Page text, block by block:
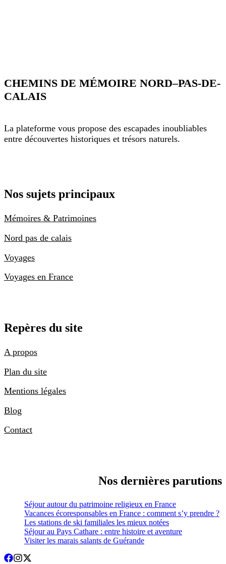
CHEMINS DE MÉMOIRE NORD–PAS-DE-
CALAIS
La plateforme vous propose des escapades inoubliables
entre découvertes historiques et trésors naturels.
Nos sujets principaux
Mémoires & Patrimoines
Nord pas de calais
Voyages
Voyages en France
Repères du site
A propos
Plan du site
Mentions légales
Blog
Contact
Nos dernières parutions
Séjour autour du patrimoine religieux en France
Vacances écoresponsables en France : comment s’y prendre ?
Les stations de ski familiales les mieux notées
Séjour au Pays Cathare : entre histoire et aventure
Visiter les marais salants de Guérande